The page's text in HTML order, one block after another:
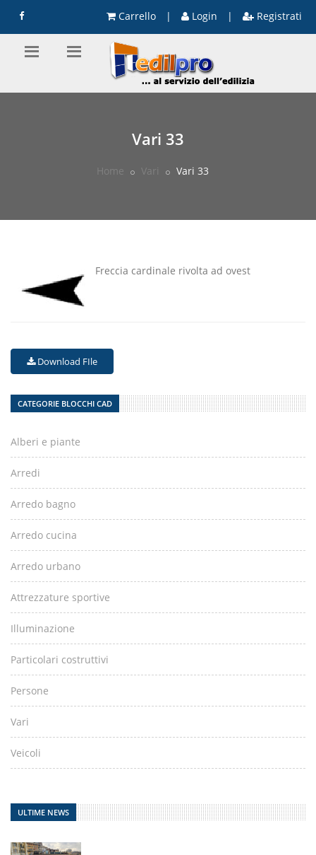
Carrello | Login | Registrati
Vari 33
Home Vari Vari 33
Freccia cardinale rivolta ad ovest
Download FIle
CATEGORIE BLOCCHI CAD
Alberi e piante
Arredi
Arredo bagno
Arredo cucina
Arredo urbano
Attrezzature sportive
Illuminazione
Particolari costruttivi
Persone
Vari
Veicoli
ULTIME NEWS